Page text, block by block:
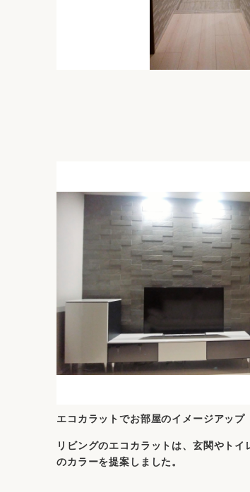
エコカラットでお部屋のイメージアップ
リビングのエコカラットは、玄関やトイ
のカラーを提案しました。